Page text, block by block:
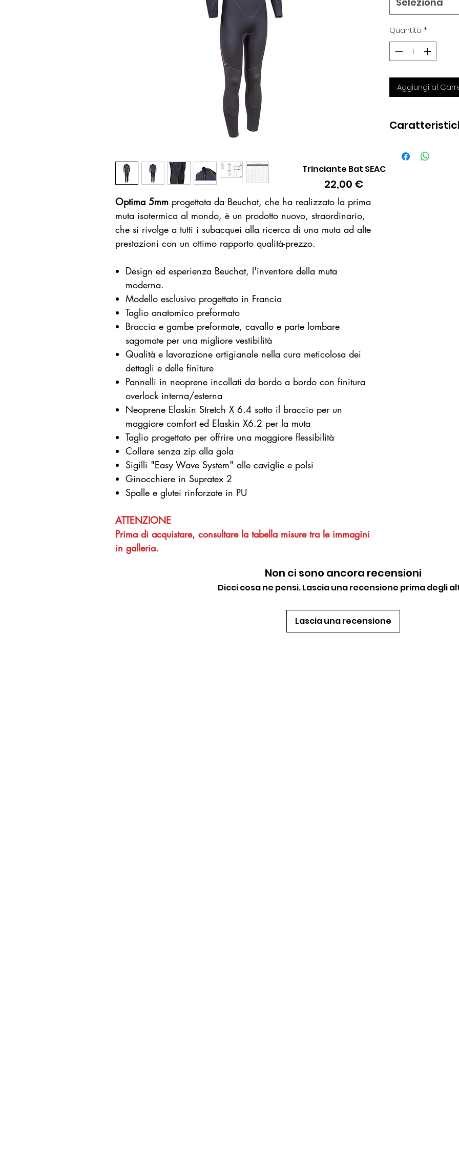
Vista rapida
Trinciante Bat SEAC
Prezzo
22,00 €
Optima 5mm progettata da Beuchat, che ha realizzato la prima
muta isotermica al mondo, è un prodotto nuovo, straordinario,
che si rivolge a tutti i subacquei alla ricerca di una muta ad alte
prestazioni con un ottimo rapporto qualità-prezzo.
Design ed esperienza Beuchat, l'inventore della muta
moderna.
Modello esclusivo progettato in Francia
Taglio anatomico preformato
Braccia e gambe preformate, cavallo e parte lombare
sagomate per una migliore vestibilità
Qualità e lavorazione artigianale nella cura meticolosa dei
dettagli e delle finiture
Pannelli in neoprene incollati da bordo a bordo con finitura
overlock interna/esterna
Neoprene Elaskin Stretch X 6.4 sotto il braccio per un
maggiore comfort ed Elaskin X6.2 per la muta
Taglio progettato per offrire una maggiore flessibilità
Collare senza zip alla gola
Sigilli "Easy Wave System" alle caviglie e polsi
Ginocchiere in Supratex 2
Spalle e glutei rinforzate in PU
ATTENZIONE
Prima di acquistare, consultare la tabella misure tra le immagini
in galleria.
Quantità *
Aggiungi al
Ottima
Non ci sono ancora recensioni
Dicci cosa ne pensi. Lascia una recensione prima degli
Lascia una recensione